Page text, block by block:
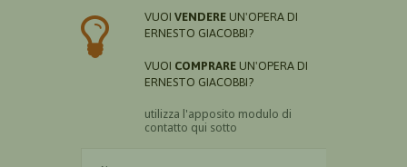
VUOI VENDERE UN'OPERA DI
ERNESTO GIACOBBI?
VUOI COMPRARE UN'OPERA DI
ERNESTO GIACOBBI?
utilizza l'apposito modulo di
contatto qui sotto